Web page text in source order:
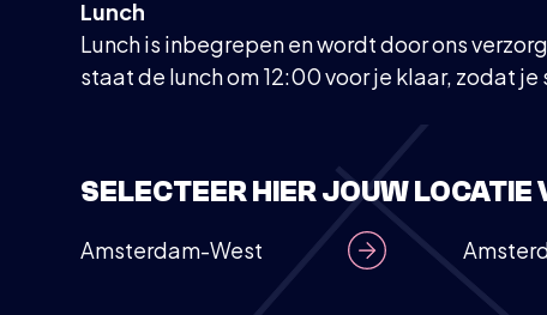
Lunch
Lunch is inbegrepen en wordt door ons
staat de lunch om 12:00 voor je klaar, zodat
SELECTEER HIER JOUW LOCATIE
Amsterdam-West